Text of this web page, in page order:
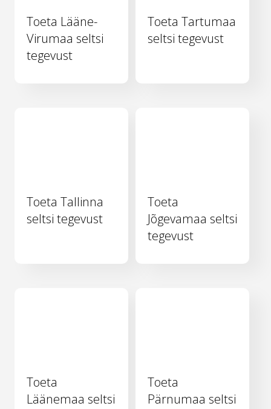
Toeta Lääne-
Virumaa seltsi
tegevust
Toeta Tartumaa
seltsi tegevust
Toeta Tallinna
seltsi tegevust
Toeta
Jõgevamaa seltsi
tegevust
Toeta
Läänemaa seltsi
Toeta
Pärnumaa seltsi